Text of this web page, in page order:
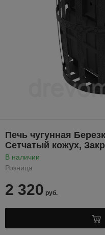
Печь чугунная
Сетчатый кожух,
В наличии
Розница
2 320 руб.